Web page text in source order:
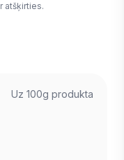
atšķirties.
Uz 100g produkta